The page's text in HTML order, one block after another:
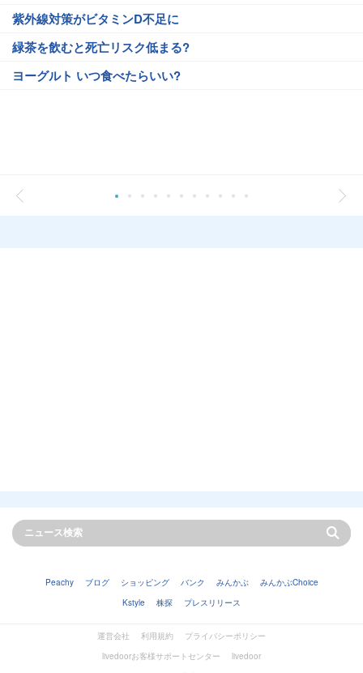
紫外線対策がビタミンD不足に
緑茶を飲むと死亡リスク低まる?
ヨーグルト いつ食べたらいい?
Peachy ブログ ショッピング バンク みんかぶ
みんかぶChoice
Kstyle
株探 プレスリリース
運営会社 利用規約
プライバシーポリシー
livedoorお客様サポートセンター
livedoor